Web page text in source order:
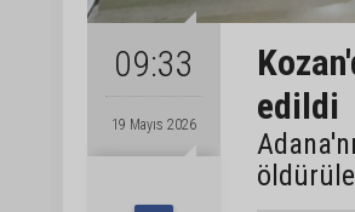
09:33
19 Mayıs 2026
edildi